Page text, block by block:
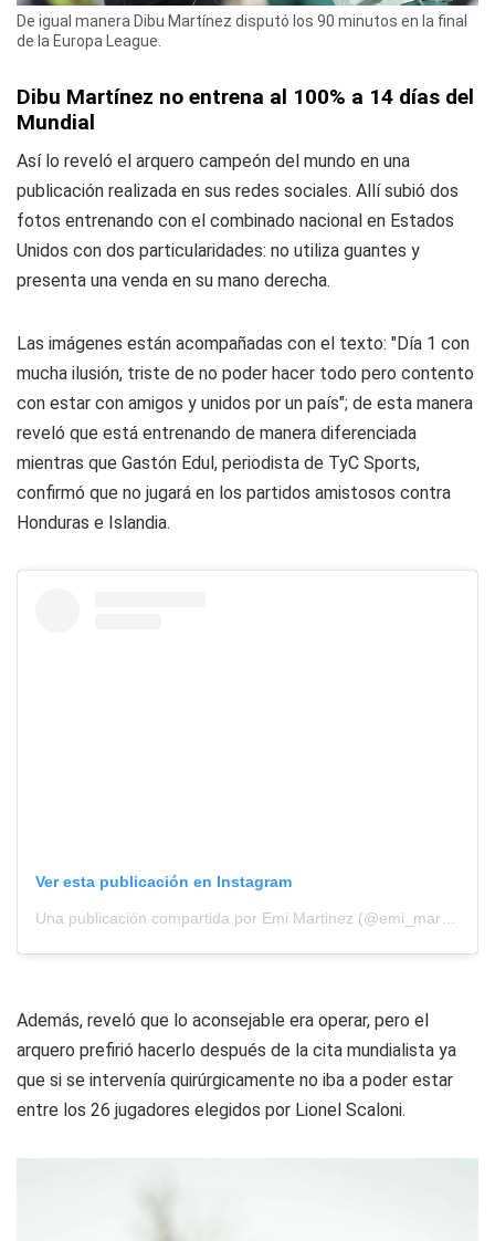
De igual manera Dibu Martínez disputó los 90 minutos en la final
de la Europa League.
Dibu Martínez no entrena al 100% a 14 días del
Mundial
Así lo reveló el arquero campeón del mundo en una
publicación realizada en sus redes sociales. Allí subió dos
fotos entrenando con el combinado nacional en Estados
Unidos con dos particularidades: no utiliza guantes y
presenta una venda en su mano derecha.
Las imágenes están acompañadas con el texto: "Día 1 con
mucha ilusión, triste de no poder hacer todo pero contento
con estar con amigos y unidos por un país"; de esta manera
reveló que está entrenando de manera diferenciada
mientras que Gastón Edul, periodista de TyC Sports,
confirmó que no jugará en los partidos amistosos contra
Honduras e Islandia.
Ver esta publicación en Instagram
Además, reveló que lo aconsejable era operar, pero el
arquero prefirió hacerlo después de la cita mundialista ya
que si se intervenía quirúrgicamente no iba a poder estar
entre los 26 jugadores elegidos por Lionel Scaloni.